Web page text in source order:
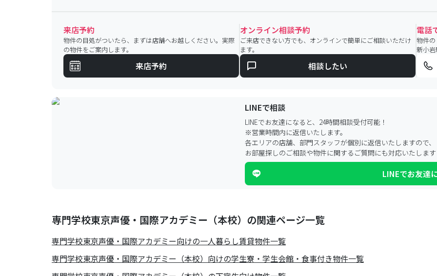
来店予約
物件の目処がついたら、まずは店舗へお越しください。実際
の物件をご案内します。
来店予約
オンライン相談予約
ご来店できない方でも、オンラインで簡単にご相談いただけ
ます。
相談したい
電話
物件
新小
LINEで相談
LINEでお友達になると、24時間相談受付可能！
※営業時間内に返信いたします。
各エリアの店舗、部門スタッフが個別に返信いたしますので、
お部屋探しのご相談や物件に関するご質問にも対応いたしま
LINEでお友達
専門学校東京声優・国際アカデミー（本校）の関連ページ一覧
専門学校東京声優・国際アカデミー向けの一人暮らし賃貸物件一覧
専門学校東京声優・国際アカデミー（本校）向けの学生寮・学生会館・食事付き物件一覧